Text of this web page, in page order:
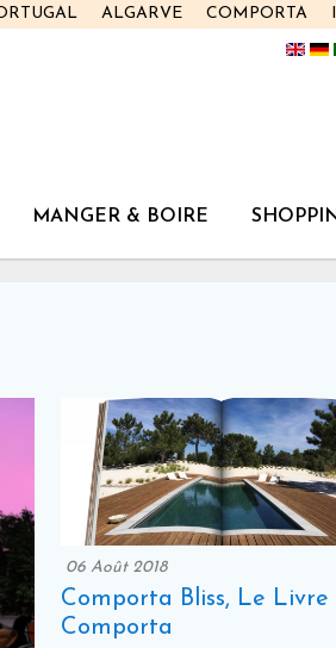
COMPORTA
ALGARVE
MANGER & BOIRE
06 Août 2018
Comporta Bliss, Le Livre
Comporta